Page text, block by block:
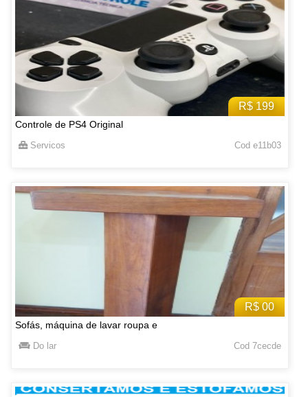
R$ 199
Controle de PS4 Original
Servicos Cod e11b03
R$ 00
Sofás, máquina de lavar roupa e
Do lar Cod 7cecde